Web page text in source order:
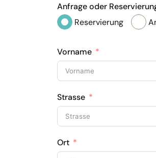
Anfrage oder
Reservierung
Vorname
Strasse
Ort